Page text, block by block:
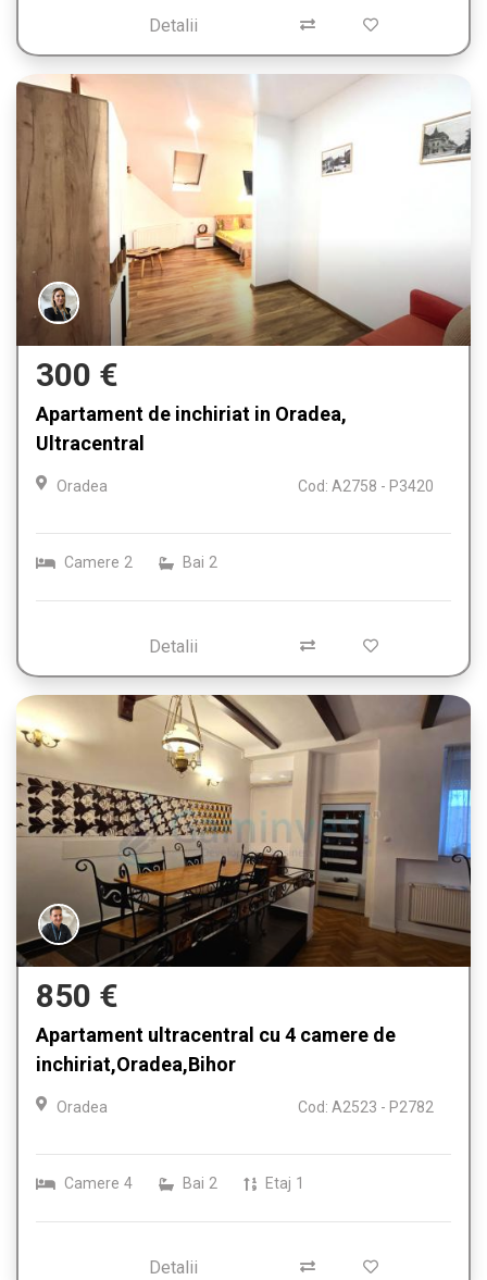
Detalii
300 €
Apartament de inchiriat in Oradea,
Ultracentral
Oradea Cod: A2758 - P3420
Camere 2 Bai 2
Detalii
850 €
Apartament ultracentral cu 4 camere de
inchiriat,Oradea,Bihor
Oradea Cod: A2523 - P2782
Camere 4 Bai 2 Etaj 1
Detalii